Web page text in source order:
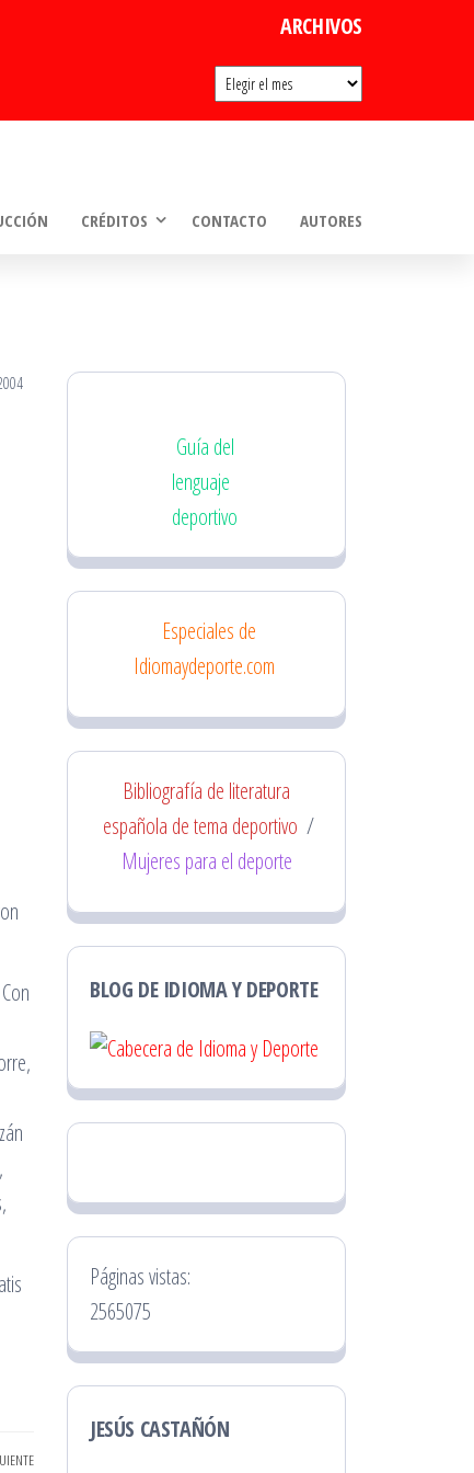
ARCHIVOS
Archivos
CRÉDITOS CONTACTO AUTORES
Entrada
Guía del
lenguaje
deportivo
Especiales de
Idiomaydeporte.com
Bibliografía de literatura
española de tema deportivo /
Mujeres para el deporte
BLOG DE IDIOMA Y DEPORTE
Páginas vistas:
2565075
JESÚS CASTAÑÓN